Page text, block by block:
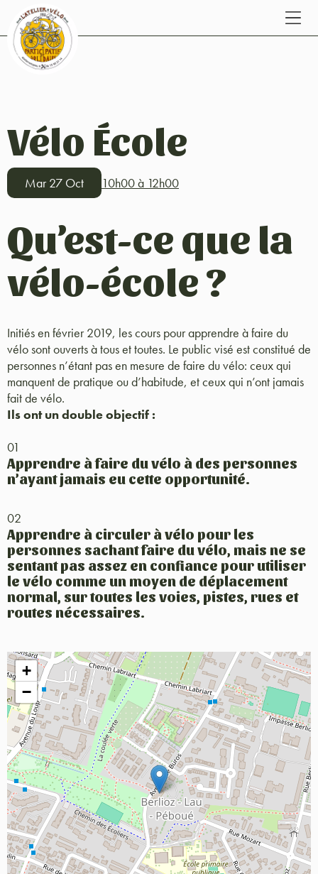
Vélo École
Mar 27 Oct 10h00 à 12h00
Qu’est-ce que la
vélo-école ?
Initiés en février 2019, les cours pour apprendre à faire du
vélo sont ouverts à tous et toutes. Le public visé est constitué de
personnes n’étant pas en mesure de faire du vélo: ceux qui
manquent de pratique ou d’habitude, et ceux qui n’ont jamais
fait de vélo.
Ils ont un double objectif :
01
Apprendre à faire du vélo à des personnes
n’ayant jamais eu cette opportunité.
02
Apprendre à circuler à vélo pour les
personnes sachant faire du vélo, mais ne se
sentant pas assez en confiance pour utiliser
le vélo comme un moyen de déplacement
normal, sur toutes les voies, pistes, rues et
routes nécessaires.
+
−